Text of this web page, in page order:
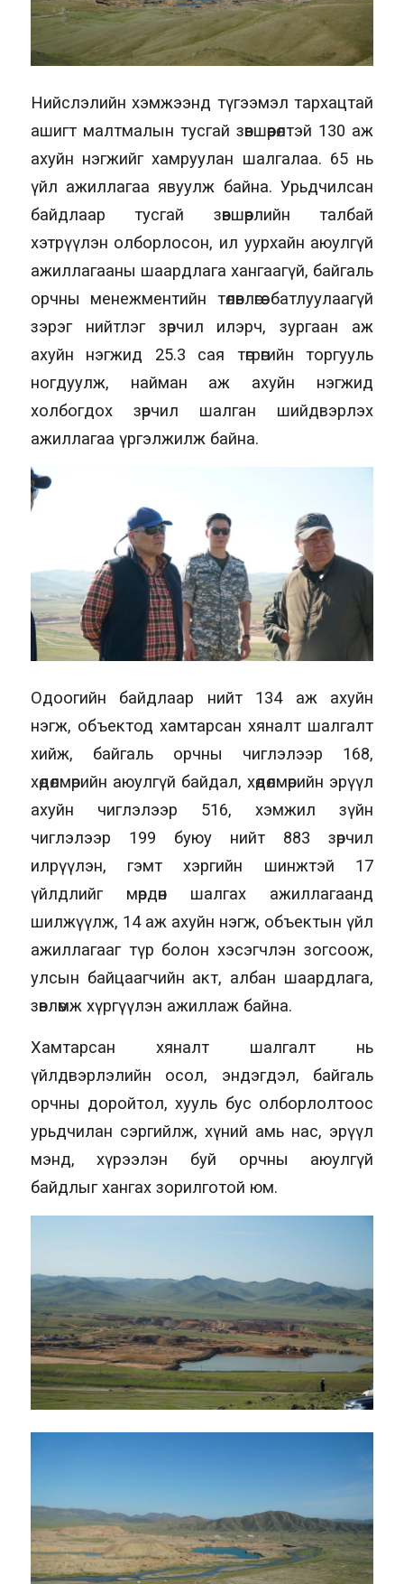
Нийслэлийн хэмжээнд түгээмэл тархацтай
ашигт малтмалын тусгай зөвшөөрөлтэй 130 аж
ахуйн нэгжийг хамруулан шалгалаа. 65 нь
үйл ажиллагаа явуулж байна. Урьдчилсан
байдлаар тусгай зөвшөөрлийн талбай
хэтрүүлэн олборлосон, ил уурхайн аюулгүй
ажиллагааны шаардлага хангаагүй, байгаль
орчны менежментийн төлөвлөгөө батлуулаагүй
зэрэг нийтлэг зөрчил илэрч, зургаан аж
ахуйн нэгжид 25.3 сая төгрөгийн торгууль
ногдуулж, найман аж ахуйн нэгжид
холбогдох зөрчил шалган шийдвэрлэх
ажиллагаа үргэлжилж байна.
Одоогийн байдлаар нийт 134 аж ахуйн
нэгж, объектод хамтарсан хяналт шалгалт
хийж, байгаль орчны чиглэлээр 168,
хөдөлмөрийн аюулгүй байдал, хөдөлмөрийн эрүүл
ахуйн чиглэлээр 516, хэмжил зүйн
чиглэлээр 199 буюу нийт 883 зөрчил
илрүүлэн, гэмт хэргийн шинжтэй 17
үйлдлийг мөрдөн шалгах ажиллагаанд
шилжүүлж, 14 аж ахуйн нэгж, объектын үйл
ажиллагааг түр болон хэсэгчлэн зогсоож,
улсын байцаагчийн акт, албан шаардлага,
зөвлөмж хүргүүлэн ажиллаж байна.
Хамтарсан хяналт шалгалт нь
үйлдвэрлэлийн осол, эндэгдэл, байгаль
орчны доройтол, хууль бус олборлолтоос
урьдчилан сэргийлж, хүний амь нас, эрүүл
мэнд, хүрээлэн буй орчны аюулгүй
байдлыг хангах зорилготой юм.